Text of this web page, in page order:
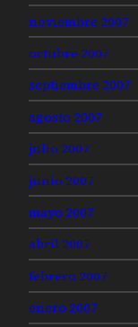
noviembre 2007
octubre 2007
septiembre 2007
agosto 2007
julio 2007
junio 2007
mayo 2007
abril 2007
febrero 2007
enero 2007